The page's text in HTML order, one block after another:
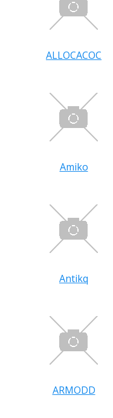
ALLOCACOC
Amiko
Antikq
ARMODD